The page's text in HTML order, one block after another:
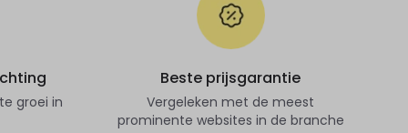
groei in
Beste prijsgarantie
Vergeleken met de meest
prominente websites in de branche